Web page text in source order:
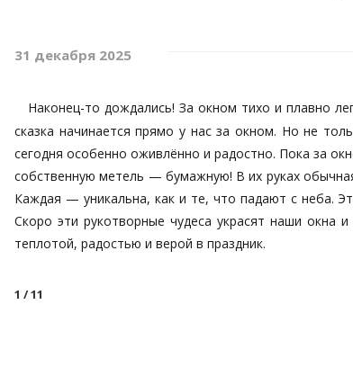
31 декабря 2025
Наконец-то дождались! За окном тихо и плавно
сказка начинается прямо у нас за окном. Но не
сегодня особенно оживлённо и радостно. Пока за
собственную метель — бумажную! В их руках
Каждая — уникальна, как и те, что падают с неба.
Скоро эти рукотворные чудеса украсят наши
теплотой, радостью и верой в праздник.
1 / 11